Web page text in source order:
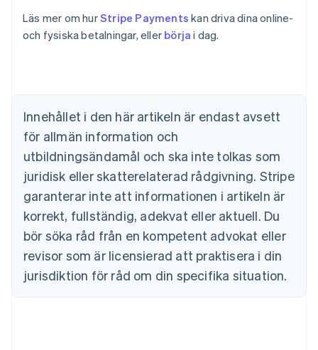
Läs mer om hurStripe Payments kan driva dina online-
och fysiska betalningar, eller börja i dag.
Innehållet i den här artikeln är endast avsett
för allmän information och
utbildningsändamål och ska inte tolkas som
juridisk eller skatterelaterad rådgivning. Stripe
garanterar inte att informationen i artikeln är
korrekt, fullständig, adekvat eller aktuell. Du
bör söka råd från en kompetent advokat eller
revisor som är licensierad att praktisera i din
jurisdiktion för råd om din specifika situation.
Australien
English
PortuguêsEnglish
Bulgarien
English
Cypern
English
Danmark
English
Estland
Fastlandskina
简体中文English
Finland
English Svenska
Frankrike